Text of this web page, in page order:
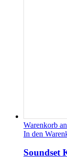
Warenkorb
In den
Soundset